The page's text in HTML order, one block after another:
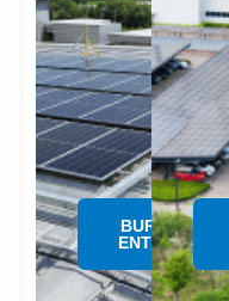
BUREAUX &
ENTREPÔTS